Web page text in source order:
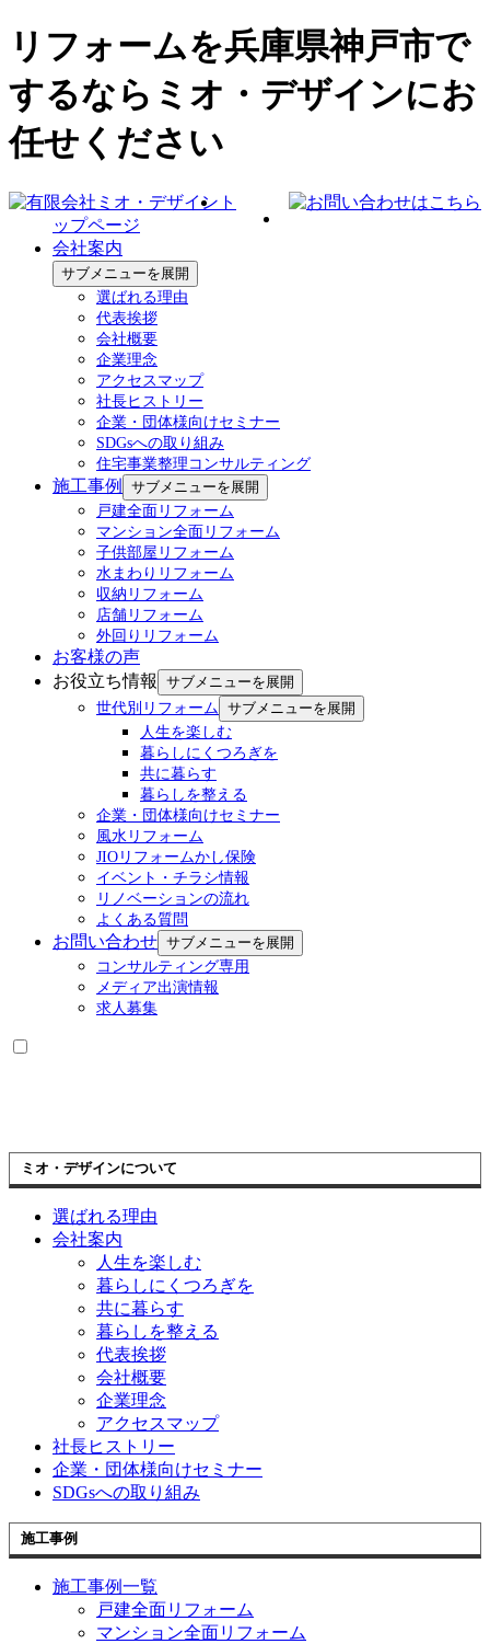
リフォームを兵庫県神戸市で
するならミオ・デザインにお
任せください
ト
ップページ
会社案内
サブメニューを展開
選ばれる理由
代表挨拶
会社概要
企業理念
アクセスマップ
社長ヒストリー
企業・団体様向けセミナー
SDGsへの取り組み
住宅事業整理コンサルティング
施工事例
サブメニューを展開
戸建全面リフォーム
マンション全面リフォーム
子供部屋リフォーム
水まわりリフォーム
収納リフォーム
店舗リフォーム
外回りリフォーム
お客様の声
お役立ち情報
サブメニューを展開
世代別リフォーム サブメニューを展開
人生を楽しむ
暮らしにくつろぎを
共に暮らす
暮らしを整える
企業・団体様向けセミナー
風水リフォーム
JIOリフォームかし保険
イベント・チラシ情報
リノベーションの流れ
よくある質問
お問い合わせ サブメニューを展開
コンサルティング専用
メディア出演情報
求人募集
ミオ・デザインについて
選ばれる理由
会社案内
人生を楽しむ
暮らしにくつろぎを
共に暮らす
暮らしを整える
代表挨拶
会社概要
企業理念
アクセスマップ
社長ヒストリー
企業・団体様向けセミナー
SDGsへの取り組み
施工事例
施工事例一覧
戸建全面リフォーム
マンション全面リフォーム